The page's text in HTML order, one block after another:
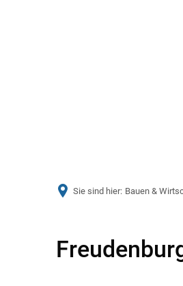
Sie sind hier: Bauen &
Freudenburg